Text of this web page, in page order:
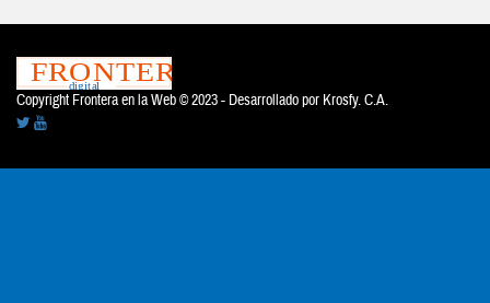
Copyright Frontera en la Web © 2023 - Desarrollado por Krosfy. C.A.